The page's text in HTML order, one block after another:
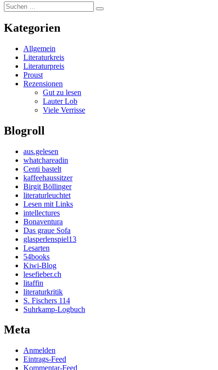
Suchen
nach:
Suchen
Kategorien
Allgemein
Literaturkreis
Literaturpreis
Proust
Rezensionen
Gut zu lesen
Lauter Lob
Viele Verrisse
Blogroll
aus.gelesen
whatchareadin
Centi bastelt
kaffeehaussitzer
Birgit Böllinger
literaturleuchtet
Lesen mit Links
intellectures
Bonaventura
Das graue Sofa
glasperlenspiel13
Lesarten
54books
Kiwi-Blog
lesefieber.ch
litaffin
literaturkritik
S. Fischers 114
Suhrkamp-Logbuch
Meta
Anmelden
Eintrags-Feed
Kommentar-Feed